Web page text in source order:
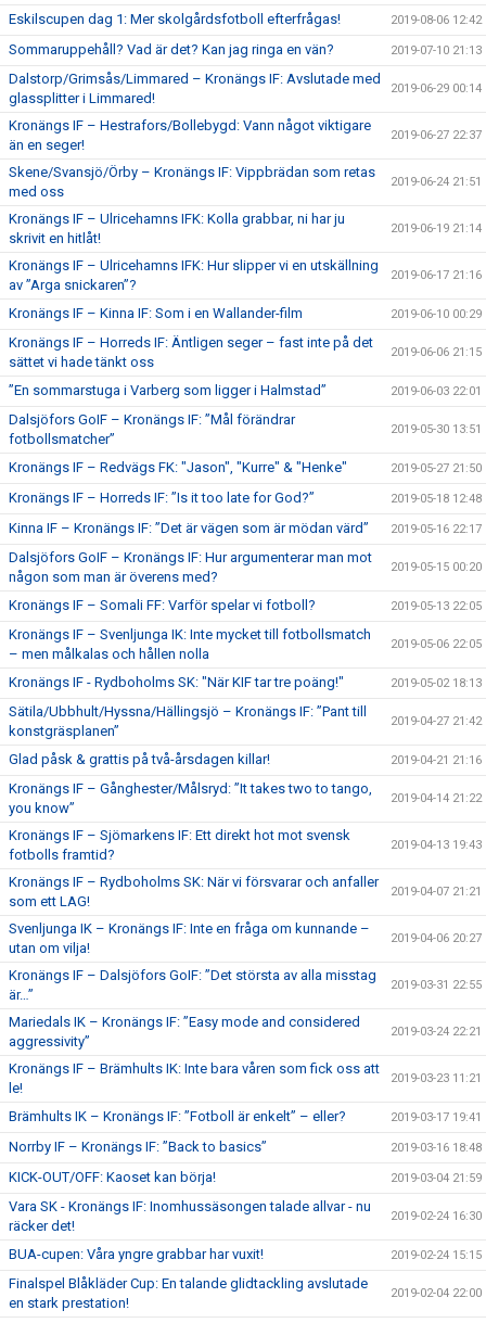
Eskilscupen dag 1: Mer skolgårdsfotboll efterfrågas! 2019-08-06 12:42
Sommaruppehåll? Vad är det? Kan jag ringa en vän? 2019-07-10 21:13
Dalstorp/Grimsås/Limmared – Kronängs IF: Avslutade med
glassplitter i Limmared!
2019-06-29 00:14
Kronängs IF – Hestrafors/Bollebygd: Vann något viktigare
än en seger!
2019-06-27 22:37
Skene/Svansjö/Örby – Kronängs IF: Vippbrädan som retas
med oss
2019-06-24 21:51
Kronängs IF – Ulricehamns IFK: Kolla grabbar, ni har ju
skrivit en hitlåt!
2019-06-19 21:14
Kronängs IF – Ulricehamns IFK: Hur slipper vi en utskällning
av ”Arga snickaren”?
2019-06-17 21:16
Kronängs IF – Kinna IF: Som i en Wallander-film 2019-06-10 00:29
Kronängs IF – Horreds IF: Äntligen seger – fast inte på det
sättet vi hade tänkt oss
2019-06-06 21:15
”En sommarstuga i Varberg som ligger i Halmstad” 2019-06-03 22:01
Dalsjöfors GoIF – Kronängs IF: ”Mål förändrar
fotbollsmatcher”
2019-05-30 13:51
Kronängs IF – Redvägs FK: "Jason", "Kurre" & "Henke" 2019-05-27 21:50
Kronängs IF – Horreds IF: ”Is it too late for God?” 2019-05-18 12:48
Kinna IF – Kronängs IF: ”Det är vägen som är mödan värd” 2019-05-16 22:17
Dalsjöfors GoIF – Kronängs IF: Hur argumenterar man mot
någon som man är överens med?
2019-05-15 00:20
Kronängs IF – Somali FF: Varför spelar vi fotboll? 2019-05-13 22:05
Kronängs IF – Svenljunga IK: Inte mycket till fotbollsmatch
– men målkalas och hållen nolla
2019-05-06 22:05
Kronängs IF - Rydboholms SK: "När KIF tar tre poäng!" 2019-05-02 18:13
Sätila/Ubbhult/Hyssna/Hällingsjö – Kronängs IF: ”Pant till
konstgräsplanen”
2019-04-27 21:42
Glad påsk & grattis på två-årsdagen killar! 2019-04-21 21:16
Kronängs IF – Gånghester/Målsryd: ”It takes two to tango,
you know”
2019-04-14 21:22
Kronängs IF – Sjömarkens IF: Ett direkt hot mot svensk
fotbolls framtid?
2019-04-13 19:43
Kronängs IF – Rydboholms SK: När vi försvarar och anfaller
som ett LAG!
2019-04-07 21:21
Svenljunga IK – Kronängs IF: Inte en fråga om kunnande –
utan om vilja!
2019-04-06 20:27
Kronängs IF – Dalsjöfors GoIF: ”Det största av alla misstag
är…”
2019-03-31 22:55
Mariedals IK – Kronängs IF: ”Easy mode and considered
aggressivity”
2019-03-24 22:21
Kronängs IF – Brämhults IK: Inte bara våren som fick oss att
le!
2019-03-23 11:21
Brämhults IK – Kronängs IF: ”Fotboll är enkelt” – eller? 2019-03-17 19:41
Norrby IF – Kronängs IF: ”Back to basics” 2019-03-16 18:48
KICK-OUT/OFF: Kaoset kan börja! 2019-03-04 21:59
Vara SK - Kronängs IF: Inomhussäsongen talade allvar - nu
räcker det!
2019-02-24 16:30
BUA-cupen: Våra yngre grabbar har vuxit! 2019-02-24 15:15
Finalspel Blåkläder Cup: En talande glidtackling avslutade
en stark prestation!
2019-02-04 22:00